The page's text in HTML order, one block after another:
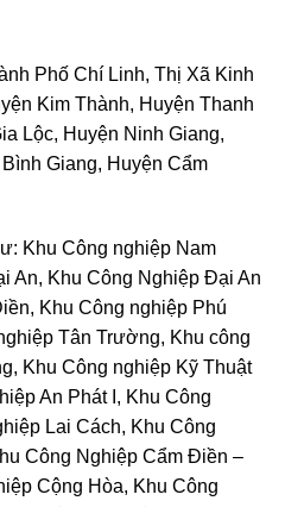
Phố Chí Linh, Thị Xã Kinh
Kim Thành, Huyện Thanh
Lộc, Huyện Ninh Giang,
Giang, Huyện Cẩm
Khu Công nghiệp Nam
An, Khu Công Nghiệp Đại An
Khu Công nghiệp Phú
Tân Trường, Khu công
Khu Công nghiệp Kỹ Thuật
An Phát I, Khu Công
Lai Cách, Khu Công
Công Nghiệp Cẩm Điền –
Cộng Hòa, Khu Công